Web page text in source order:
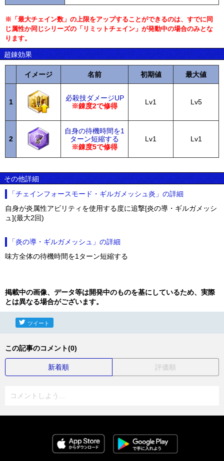
※「最大チェイン数」の上限をアップすることができるのは、すでに同
じ属性か同じシリーズの「リミットチェイン」が発動中の場合のみとな
ります。
超錬効果
イメージ 名前 初期値 最大値
1
必殺技ダメージUP
※錬度2で修得
Lv1 Lv5
2
自身の待機時間を1
ターン短縮する
※錬度5で修得
Lv1 Lv1
その他詳細
「チェインフォースモード・ギルガメッシュ炎」の詳細
自身が炎属性アビリティを使用する度に追撃[炎の導・ギルガメッシ
ュ](最大2回)
「炎の導・ギルガメッシュ」の詳細
味方全体の待機時間を1ターン短縮する
掲載中の画像、データ等は開発中のものを基にしているため、実際
とは異なる場合がございます。
ツイート
この記事のコメント(0)
新着順 評価順
コメントしよう...